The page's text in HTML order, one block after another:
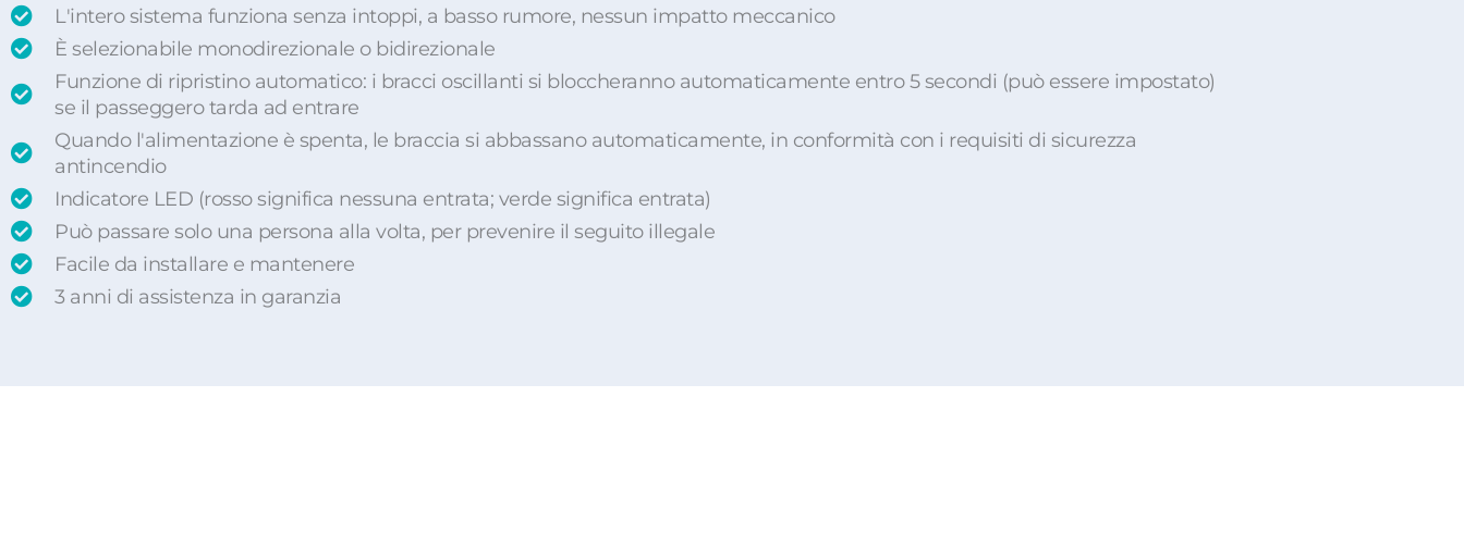
L'intero sistema funziona senza intoppi, a basso rumore, nessun impatto meccanico
È selezionabile monodirezionale o bidirezionale
Funzione di ripristino automatico: i bracci oscillanti si bloccheranno automaticamente entro 5 secondi (può essere impostato)
se il passeggero tarda ad entrare
Quando l'alimentazione è spenta, le braccia si abbassano automaticamente, in conformità con i requisiti di sicurezza
antincendio
Indicatore LED (rosso significa nessuna entrata; verde significa entrata)
Può passare solo una persona alla volta, per prevenire il seguito illegale
Facile da installare e mantenere
3 anni di assistenza in garanzia